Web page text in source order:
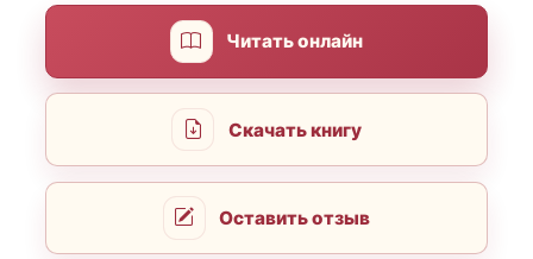
Читать онлайн
Скачать книгу
Оставить отзыв